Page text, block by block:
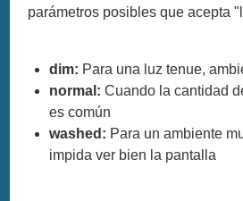
parámetros posibles que acepta
dim: Para una luz tenue,
normal: Cuando la cantidad
es común
washed: Para un ambiente
impida ver bien la pantalla